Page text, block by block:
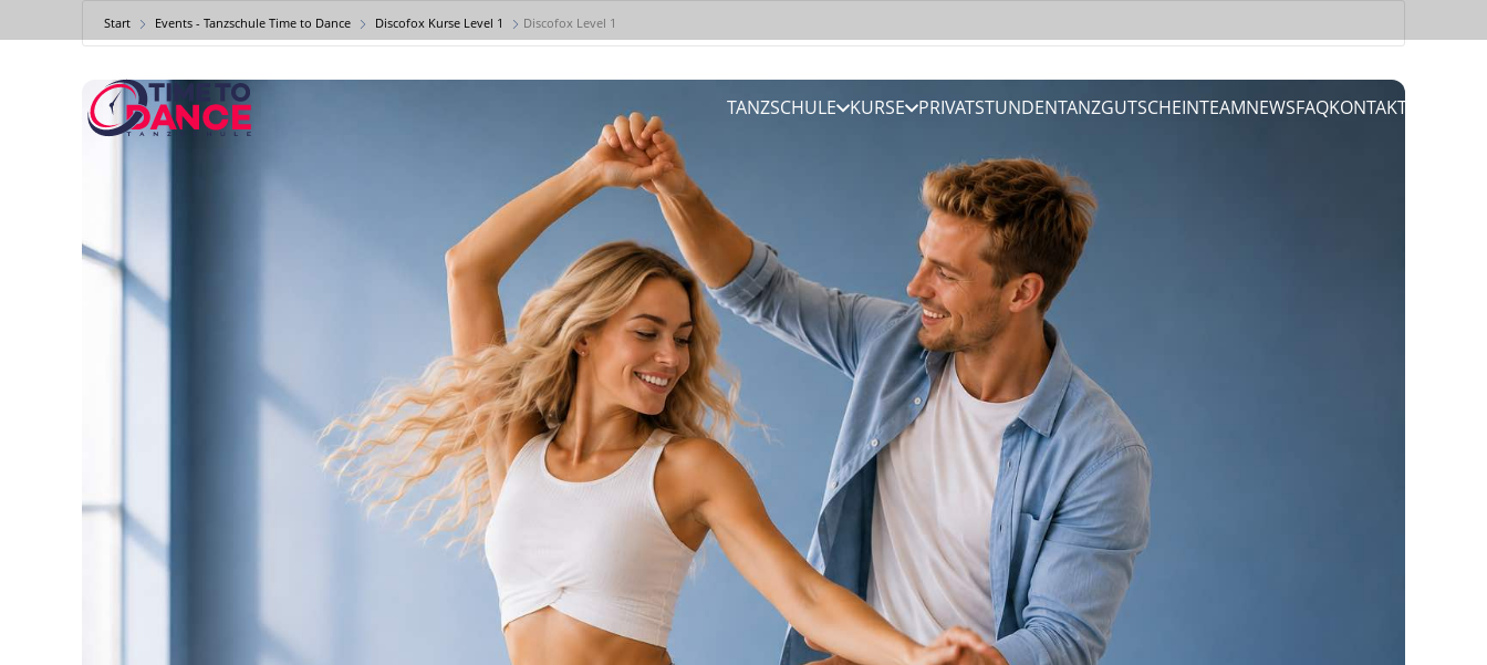
TANZSCHULE KURSE PRIVATSTUNDENTANZGUTSCHEINTEAMNEWSFAQKONTAKT
Start Events - Tanzschule Time to Dance Discofox Kurse Level 1 Discofox Level 1